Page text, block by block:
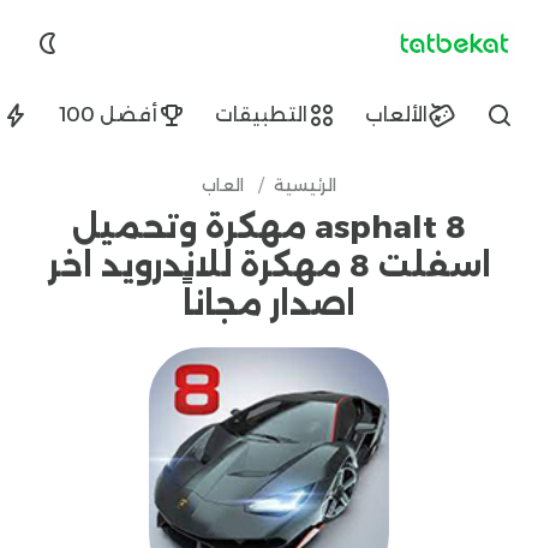
tatbekat.net
الألعاب التطبيقات أفضل 100
Find
الرئيسية / العاب
asphalt 8 مهكرة وتحميل
اسفلت 8 مهكرة للاندرويد اخر
اصدار مجاناً